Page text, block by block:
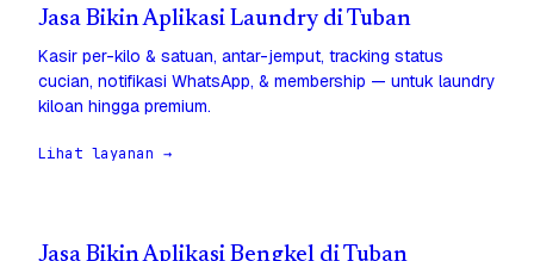
Jasa Bikin Aplikasi Laundry di Tuban
Kasir per-kilo & satuan, antar-jemput, tracking status
cucian, notifikasi WhatsApp, & membership — untuk laundry
kiloan hingga premium.
Lihat layanan →
Jasa Bikin Aplikasi Bengkel di Tuban